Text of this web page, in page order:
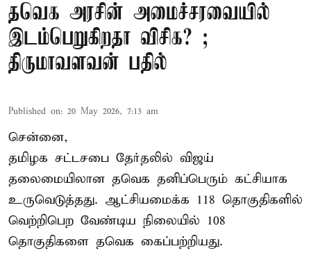
தவெக அரசின் அமைச்சரவையில்
இடம்பெறுகிறதா விசிக? ;
திருமாவளவன் பதில்
Published on: 20 May 2026, 7:13 am
சென்னை,
தமிழக சட்டசபை தேர்தலில் விஜய்
தலைமையிலான தவெக தனிப்பெரும் கட்சியாக
உருவெடுத்தது. ஆட்சியமைக்க 118 தொகுதிகளில்
வெற்றிபெற வேண்டிய நிலையில் 108
தொகுதிகளை தவெக கைப்பற்றியது.